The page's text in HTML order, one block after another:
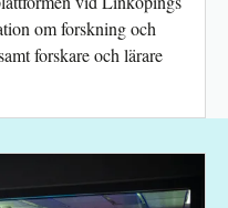
om forskning och
forskare och lärare